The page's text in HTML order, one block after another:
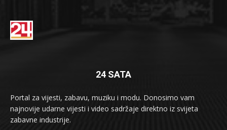
24 SATA
Portal za vijesti, zabavu, muziku i modu. Donosimo vam
najnovije udarne vijesti i video sadržaje direktno iz svijeta
zabavne industrije.